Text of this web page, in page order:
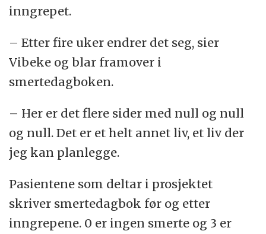
inngrepet.
– Etter fire uker endrer det seg, sier
Vibeke og blar framover i
smertedagboken.
– Her er det flere sider med null og null
og null. Det er et helt annet liv, et liv der
jeg kan planlegge.
Pasientene som deltar i prosjektet
skriver smertedagbok før og etter
inngrepene. 0 er ingen smerte og 3 er